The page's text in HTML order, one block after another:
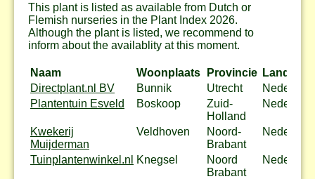
This plant is listed as available from Dutch or
Flemish nurseries in the Plant Index 2026.
Although the plant is listed, we recommend to
inform about the availablity at this moment.
Naam Woonplaats Provincie Land
Directplant.nl BV
Bunnik Utrecht
Nederland
Plantentuin Esveld
Boskoop
Zuid-
Holland
Nederland
Kwekerij
Muijderman
Veldhoven
Noord-
Brabant
Nederland
Tuinplantenwinkel.nl Knegsel
Noord
Brabant
Nederland